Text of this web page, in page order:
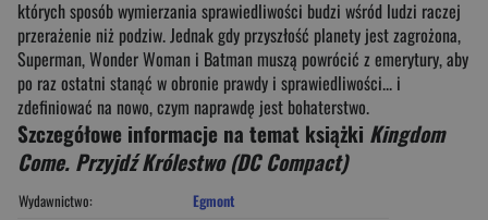
których sposób wymierzania sprawiedliwości budzi wśród ludzi raczej
przerażenie niż podziw. Jednak gdy przyszłość planety jest zagrożona,
Superman, Wonder Woman i Batman muszą powrócić z emerytury, aby
po raz ostatni stanąć w obronie prawdy i sprawiedliwości... i
zdefiniować na nowo, czym naprawdę jest bohaterstwo.
Szczegółowe informacje na temat książki Kingdom
Come. Przyjdź Królestwo (DC Compact)
Wydawnictwo:
Egmont